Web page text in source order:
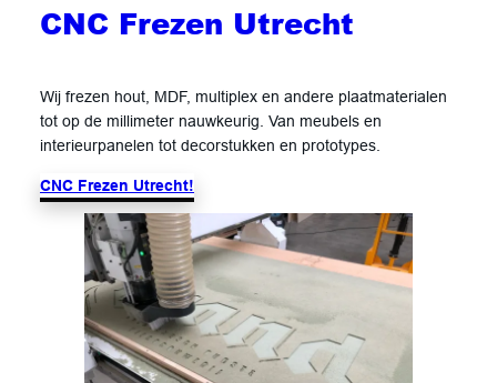
CNC Frezen Utrecht
Wij frezen hout, MDF, multiplex en andere plaatmaterialen
tot op de millimeter nauwkeurig. Van meubels en
interieurpanelen tot decorstukken en prototypes.
CNC Frezen Utrecht!